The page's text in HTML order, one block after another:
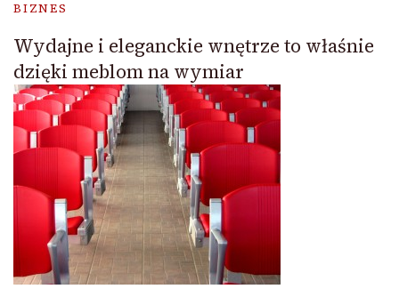
BIZNES
Wydajne i eleganckie wnętrze to właśnie
dzięki meblom na wymiar